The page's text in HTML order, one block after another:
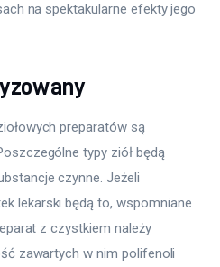
na spektakularne efekty jego
preparatów są
typy ziół będą
czynne. Jeżeli
lekarski będą to, wspomniane
z czystkiem należy
zawartych w nim polifenoli